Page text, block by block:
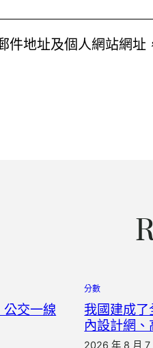
件地址及個人網站網址
公交一線
分數
我國建成
內設計網
2026 年 8 月 7